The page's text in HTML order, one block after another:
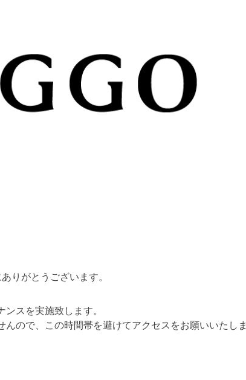
りがとうございます。
スを実施致します。
ので、この時間帯を避けてアクセスをお願いいたしま